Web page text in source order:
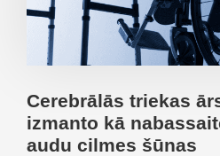
Cerebrālās triekas
izmanto kā
audu cilmes šūnas